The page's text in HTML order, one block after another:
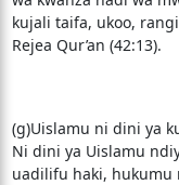
kujali taifa, ukoo,
Rejea Qur’an (42:13).
(g)Uislamu ni dini ya
Ni dini ya Uislamu
uadilifu haki, hukumu